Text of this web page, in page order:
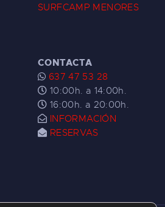
SURFCAMP MENORES
CONTACTA
637 47 53 28
10:00h. a 14:00h.
16:00h. a 20:00h.
INFORMACIÓN
RESERVAS